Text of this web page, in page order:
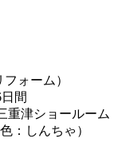
ォーム）
間
重津ショールーム
：しんちゃ）